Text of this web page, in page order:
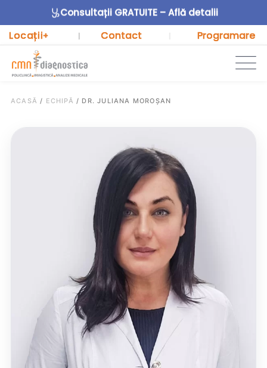
Consultații GRATUITE – Află detalii
Locații+ | Contact Programare
ACASĂ / ECHIPĂ / DR. JULIANA MOROȘAN